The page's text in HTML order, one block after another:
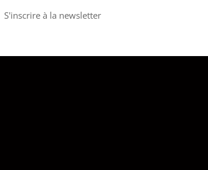
S'inscrire à la newsletter